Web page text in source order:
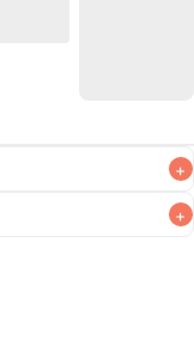
+
+
べくお早めにお召